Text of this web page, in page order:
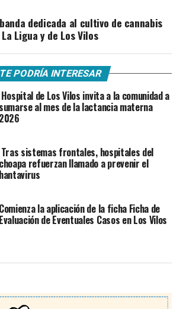
dedicada al cultivo de cannabis
Ligua y de Los Vilos
TE PODRÍA INTERESAR
Hospital de Los Vilos invita a la comunidad a
sumarse al mes de la lactancia materna
2026
Tras sistemas frontales, hospitales del
choapa refuerzan llamado a prevenir el
hantavirus
Comienza la aplicación de la ficha Ficha de
Evaluación de Eventuales Casos en Los Vilos